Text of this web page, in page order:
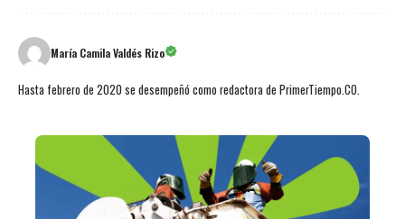
María Camila Valdés Rizo
Hasta febrero de 2020 se desempeñó como redactora de PrimerTiempo.CO.